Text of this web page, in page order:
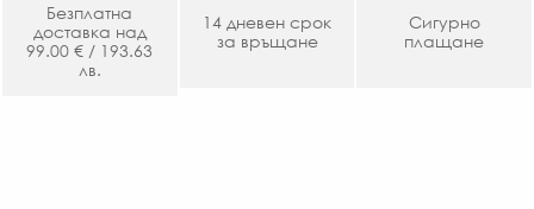
Безплатна
доставка над
99.00 € / 193.63
лв.
14 дневен срок
за връщане
Сигурно
плащане